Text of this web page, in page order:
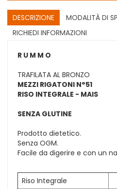
DESCRIZIONE
MODALITÀ DI
RICHIEDI INFORMAZIONI
R U M M O
TRAFILATA AL BRONZO
MEZZI RIGATONI N°51
RISO INTEGRALE - MAIS
SENZA GLUTINE
Prodotto dietetico.
Senza OGM.
Facile da digerire e con un
Riso Integrale